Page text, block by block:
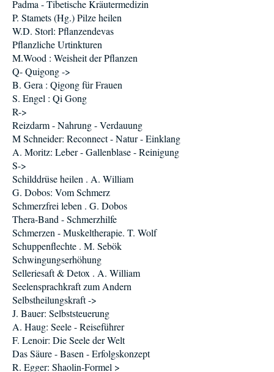
Padma - Tibetische Kräutermedizin
P. Stamets (Hg.) Pilze heilen
W.D. Storl: Pflanzendevas
Pflanzliche Urtinkturen
M.Wood : Weisheit der Pflanzen
Q- Quigong ->
B. Gera : Qigong für Frauen
S. Engel : Qi Gong
R->
Reizdarm - Nahrung - Verdauung
M Schneider: Reconnect - Natur - Einklang
A. Moritz: Leber - Gallenblase - Reinigung
S->
Schilddrüse heilen . A. William
G. Dobos: Vom Schmerz
Schmerzfrei leben . G. Dobos
Thera-Band - Schmerzhilfe
Schmerzen - Muskeltherapie. T. Wolf
Schuppenflechte . M. Sebök
Schwingungserhöhung
Selleriesaft & Detox . A. William
Seelensprachkraft zum Andern
Selbstheilungskraft ->
J. Bauer: Selbststeuerung
A. Haug: Seele - Reiseführer
F. Lenoir: Die Seele der Welt
Das Säure - Basen - Erfolgskonzept
R. Egger: Shaolin-Formel >